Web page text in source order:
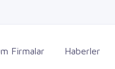
Firmalar Haberler